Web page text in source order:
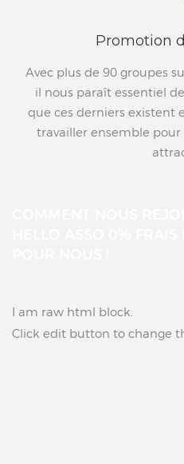
Promotion
Avec plus de 90 groupes
il nous paraît essentiel
que ces derniers existent
travailler ensemble
I am raw html block.
Click edit button to change